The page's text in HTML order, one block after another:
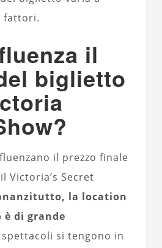
fattori.
il
biglietto
il prezzo finale
Victoria’s Secret
la location
di grande
spettacoli si tengono in